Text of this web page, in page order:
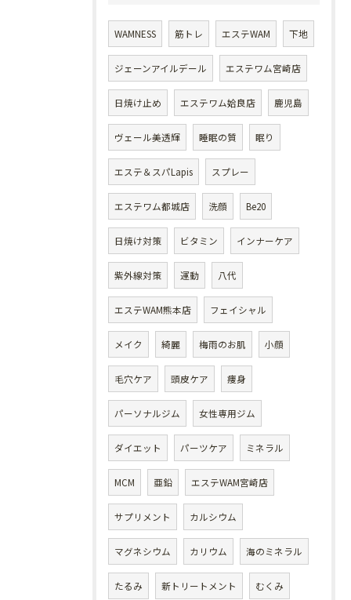
WAMNESS 筋トレ エステWAM 下地
ジェーンアイルデール エステワム宮崎店
日焼け止め エステワム姶良店 鹿児島
ヴェール美透輝 睡眠の質 眠り
エステ＆スパLapis スプレー
エステワム都城店 洗顔 Be20
日焼け対策 ビタミン インナーケア
紫外線対策 運動 八代
エステWAM熊本店 フェイシャル
メイク 綺麗 梅雨のお肌 小顔
毛穴ケア 頭皮ケア 痩身
パーソナルジム 女性専用ジム
ダイエット パーツケア ミネラル
MCM 亜鉛 エステWAM宮崎店
サプリメント カルシウム
マグネシウム カリウム 海のミネラル
たるみ 新トリートメント むくみ